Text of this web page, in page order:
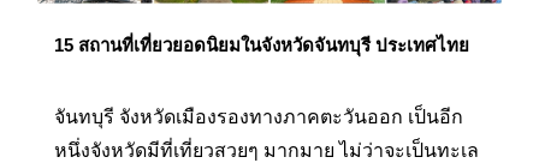
15 สถานที่เที่ยวยอดนิยมในจังหวัดจันทบุรี ประเทศไทย
จันทบุรี จังหวัดเมืองรองทางภาคตะวันออก เป็นอีก
หนึ่งจังหวัดมีที่เที่ยวสวยๆ มากมาย ไม่ว่าจะเป็นทะเล